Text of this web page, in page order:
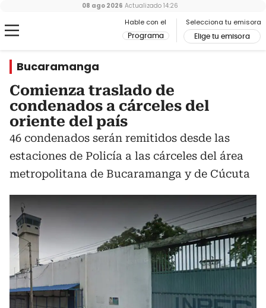
Hable con el
Programa
Selecciona tu emisora
Elige tu emisora
08 ago 2026 Actualizado 14:26
Bucaramanga
Comienza traslado de
condenados a cárceles del
oriente del país
46 condenados serán remitidos desde las
estaciones de Policía a las cárceles del área
metropolitana de Bucaramanga y de Cúcuta